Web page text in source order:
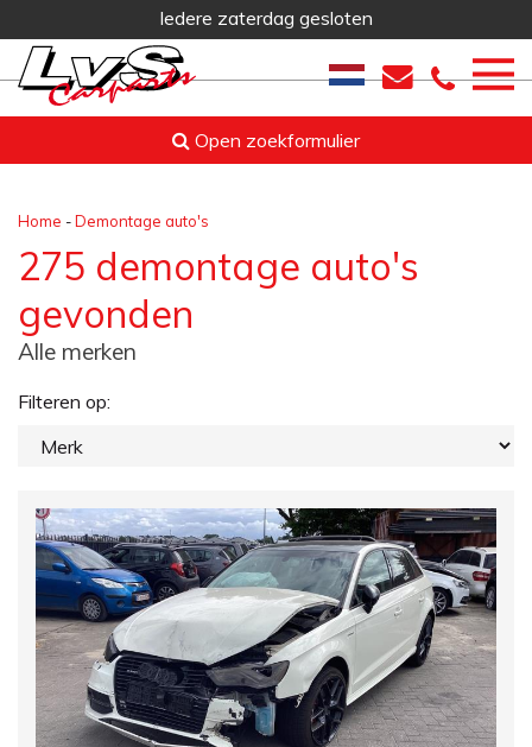
Iedere zaterdag gesloten
Open zoekformulier
Home -Demontage auto's
275 demontage auto's
gevonden
Alle merken
Filteren op: